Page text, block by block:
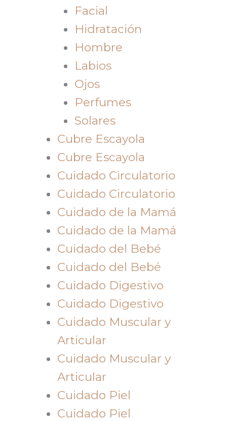
Facial
Hidratación
Hombre
Labios
Ojos
Perfumes
Solares
Cubre Escayola
Cubre Escayola
Cuidado Circulatorio
Cuidado Circulatorio
Cuidado de la Mamá
Cuidado de la Mamá
Cuidado del Bebé
Cuidado del Bebé
Cuidado Digestivo
Cuidado Digestivo
Cuidado Muscular y
Articular
Cuidado Muscular y
Articular
Cuidado Piel
Cuidado Piel